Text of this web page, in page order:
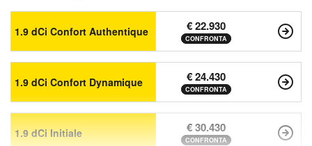
1.9 dCi Confort Authentique € 22.930
CONFRONTA
1.9 dCi Confort Dynamique € 24.430
CONFRONTA
1.9 dCi Initiale € 30.430
CONFRONTA